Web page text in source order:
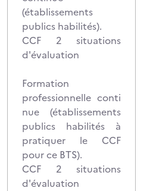
(établissements
publics habilités).
CCF 2 situations
d'évaluation
Formation
professionnelle conti
nue (établissements
publics habilités à
pratiquer le CCF
pour ce BTS).
CCF 2 situations
d'évaluation